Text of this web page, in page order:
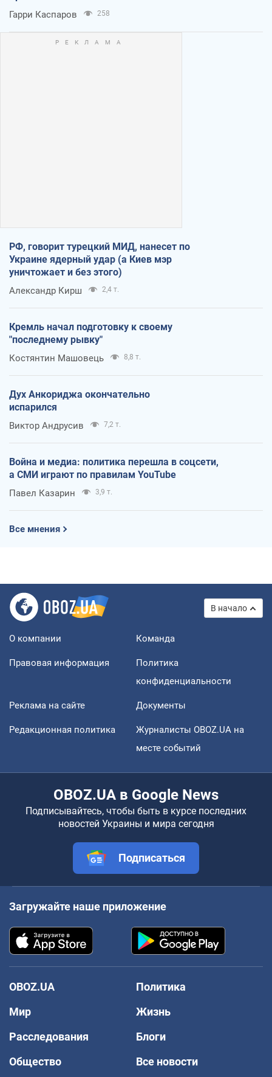
Гарри Каспаров 258
РФ, говорит турецкий МИД, нанесет по
Украине ядерный удар (а Киев мэр
уничтожает и без этого)
Александр Кирш 2,4 т.
Кремль начал подготовку к своему
"последнему рывку"
Костянтин Машовець 8,8 т.
Дух Анкориджа окончательно
испарился
Виктор Андрусив 7,2 т.
Война и медиа: политика перешла в соцсети,
а СМИ играют по правилам YouTube
Павел Казарин 3,9 т.
Все мнения
В начало
О компании Команда
Правовая информация
Политика
конфиденциальности
Реклама на сайте Документы
Редакционная политика
Журналисты OBOZ.UA на
месте событий
OBOZ.UA в Google News
Подписывайтесь, чтобы быть в курсе последних
новостей Украины и мира сегодня
Подписаться
Загружайте наше приложение
OBOZ.UA
Политика
Мир
Жизнь
Расследования
Блоги
Общество
Все новости